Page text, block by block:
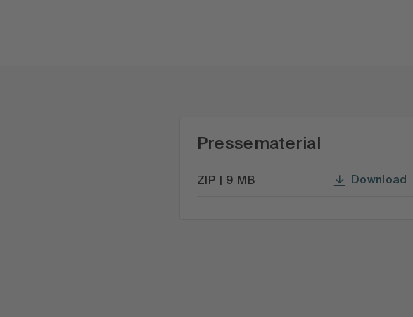
Pressematerial
ZIP | 9 MB Download